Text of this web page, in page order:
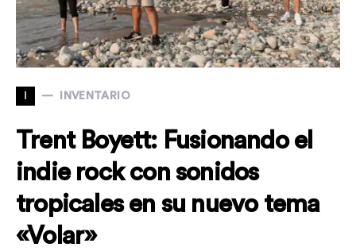
I INVENTARIO
Trent Boyett: Fusionando el
indie rock con sonidos
tropicales en su nuevo tema
«Volar»